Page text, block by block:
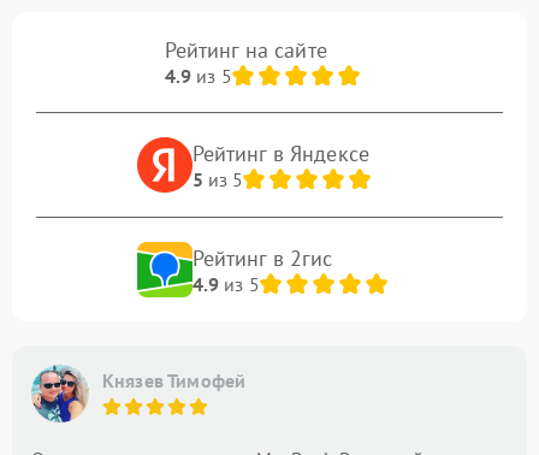
Рейтинг на сайте
4.9из 5
Рейтинг в Яндексе
5 из 5
Рейтинг в 2гис
4.9из 5
Князев Тимофей